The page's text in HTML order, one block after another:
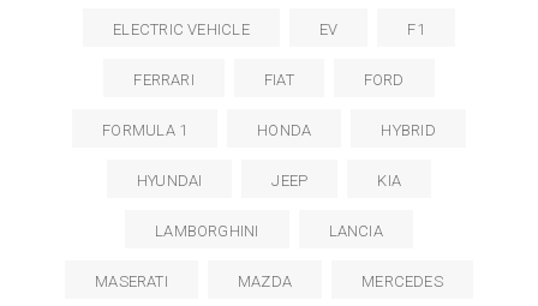
ELECTRIC VEHICLE EV F1
FERRARI FIAT FORD
FORMULA 1 HONDA HYBRID
HYUNDAI JEEP KIA
LAMBORGHINI LANCIA
MASERATI MAZDA MERCEDES